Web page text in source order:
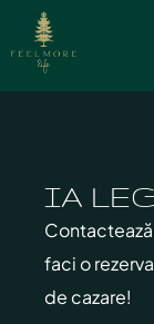
IA
faci o
de cazare!